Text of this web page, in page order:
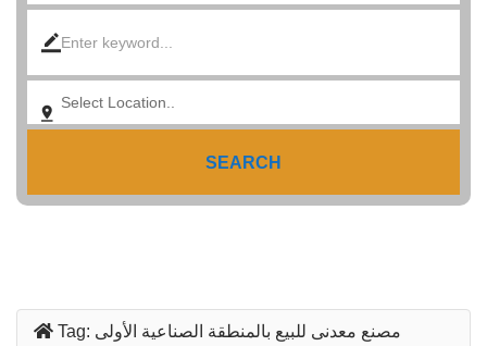
SEARCH
Tag: مصنع معدنى للبيع بالمنطقة الصناعية الأولى